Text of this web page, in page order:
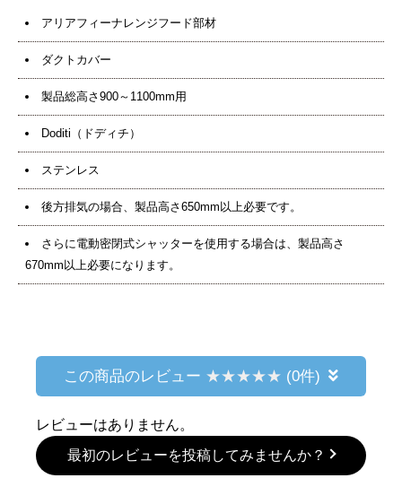
アリアフィーナレンジフード部材
ダクトカバー
製品総高さ900～1100mm用
Doditi（ドディチ）
ステンレス
後方排気の場合、製品高さ650mm以上必要です。
さらに電動密閉式シャッターを使用する場合は、製品高さ
670mm以上必要になります。
この商品のレビュー (0件)
レビューはありません。
最初のレビューを投稿してみませんか？